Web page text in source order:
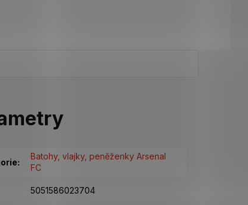
:
Batohy, vlajky, peněženky Arsenal
FC
5051586023704